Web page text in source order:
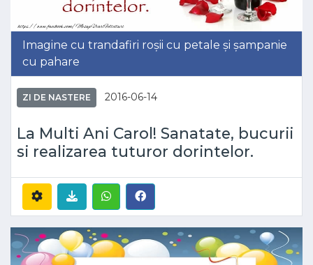
Imagine cu trandafiri roșii cu petale și șampanie
cu pahare
ZI DE NASTERE 2016-06-14
La Multi Ani Carol! Sanatate, bucurii
si realizarea tuturor dorintelor.